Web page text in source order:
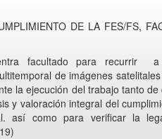
DE LA FES/FS,
facultado para recurrir a
de imágenes
la ejecución del trabajo tanto de
y valoración integral del
así como para verificar la